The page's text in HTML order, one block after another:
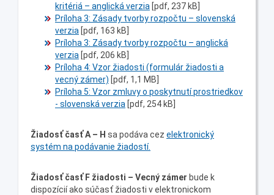
kritériá – anglická verzia [pdf, 237 kB]
Príloha 3: Zásady tvorby rozpočtu – slovenská
verzia [pdf, 163 kB]
Príloha 3: Zásady tvorby rozpočtu – anglická
verzia [pdf, 206 kB]
Príloha 4: Vzor žiadosti (formulár žiadosti a
vecný zámer) [pdf, 1,1 MB]
Príloha 5: Vzor zmluvy o poskytnutí prostriedkov
- slovenská verzia [pdf, 254 kB]
Žiadosť časť A – H sa podáva cez elektronický
systém na podávanie žiadostí.
Žiadosť časť F žiadosti – Vecný zámer bude k
dispozícií ako súčasť žiadosti v elektronickom